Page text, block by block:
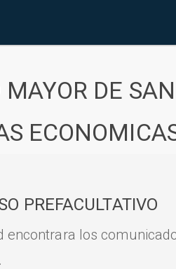
DE
PREFACULTATIVO
los